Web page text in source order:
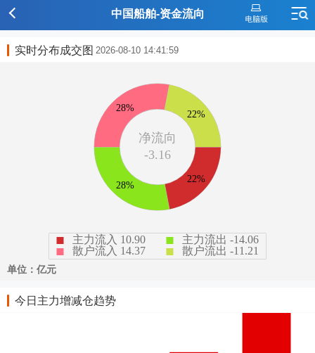
中国船舶-资金流向
实时分布成交图 2026-08-10 14:41:59
今日主力增减仓趋势